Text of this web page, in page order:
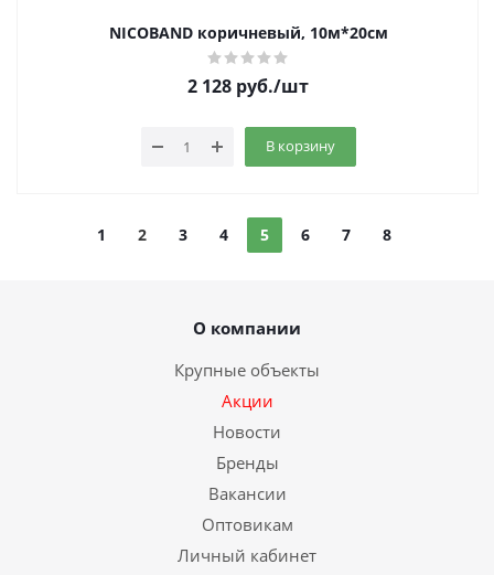
NICOBAND коричневый, 10м*20см
2 128 руб./шт
В корзину
1 2 3 4 5 6 7 8
О компании
Крупные объекты
Акции
Новости
Бренды
Вакансии
Оптовикам
Личный кабинет